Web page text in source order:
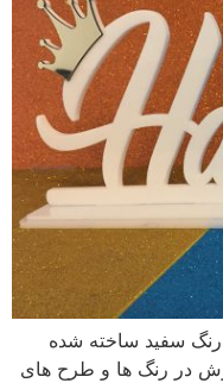
سفید ساخته شده
در رنگ ها و طرح های